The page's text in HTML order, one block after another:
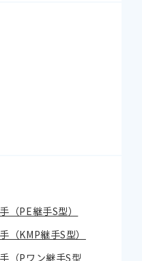
（PE継手S型）
（KMP継手S型）
（Pワン継手S型